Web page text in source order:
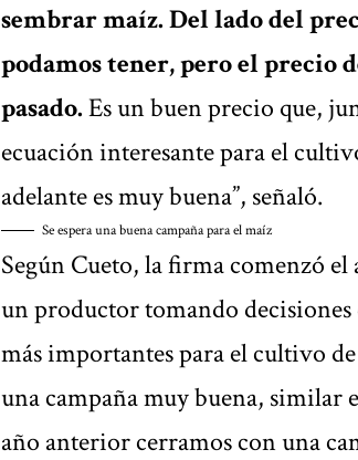
sembrar maíz. Del lado del
podamos tener, pero el
pasado.Es un buen precio que,
ecuación interesante para el
adelante es muy buena”, señaló.
Se espera una buena campaña para el maíz
Según Cueto, la firma comenzó
un productor tomando
más importantes para el cultivo
una campaña muy buena, similar
año anterior cerramos con una